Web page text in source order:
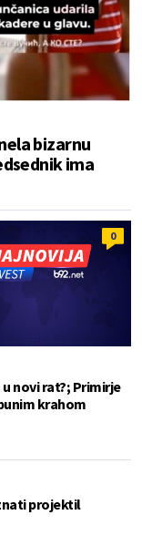
bizarnu
ima
0
novi rat?; Primirje
krahom
projektil